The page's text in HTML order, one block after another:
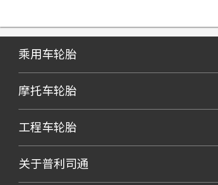
乘用车轮胎
摩托车轮胎
工程车轮胎
关于普利司通